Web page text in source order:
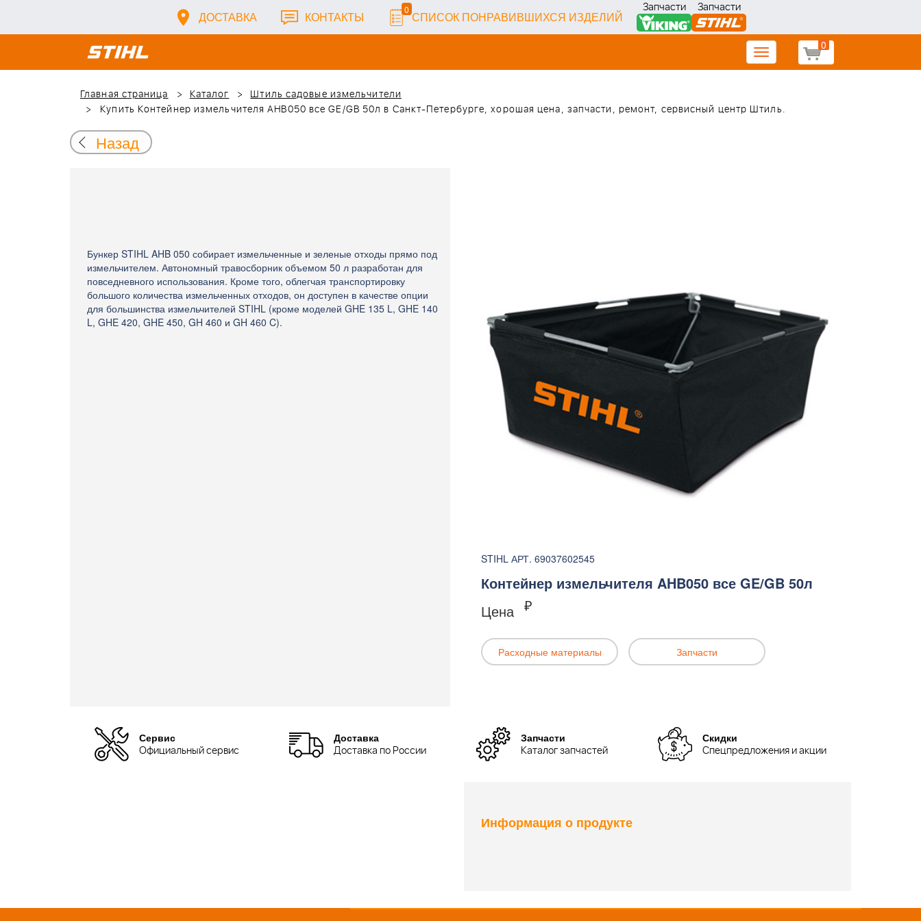
ДОСТАВКА КОНТАКТЫ 0 СПИСОК ПОНРАВИВШИХСЯ ИЗДЕЛИЙ
Запчасти Запчасти
0
Toggle
navigation
Главная страница
Каталог
Штиль садовые измельчители
Купить Контейнер измельчителя AHB050 все GE/GB 50л в Санкт-Петербурге, хорошая цена, запчасти, ремонт, сервисный центр Штиль.
Назад
Бункер STIHL AHB 050 собирает измельченные и зеленые отходы прямо под
измельчителем. Автономный травосборник объемом 50 л разработан для
повседневного использования. Кроме того, облегчая транспортировку
большого количества измельченных отходов, он доступен в качестве опции
для большинства измельчителей STIHL (кроме моделей GHE 135 L, GHE 140
L, GHE 420, GHE 450, GH 460 и GH 460 C).
STIHL АРТ. 69037602545
Контейнер измельчителя AHB050 все GE/GB 50л
Цена ₽
Расходные материалы Запчасти
Сервис
Официальный сервис
Доставка
Доставка по России
Запчасти
Каталог запчастей
Скидки
Спецпредложения и акции
Информация о продукте